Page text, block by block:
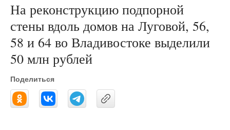
На реконструкцию подпорной
стены вдоль домов на Луговой, 56,
58 и 64 во Владивостоке выделили
50 млн рублей
Поделиться